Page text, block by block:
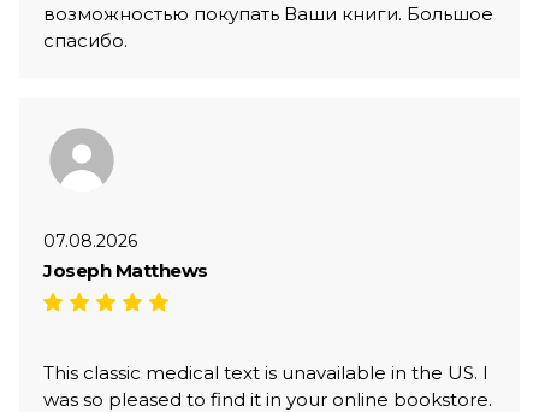
возможностью покупать Ваши книги. Большое
спасибо.
07.08.2026
Joseph Matthews
This classic medical text is unavailable in the US. I
was so pleased to find it in your online bookstore.